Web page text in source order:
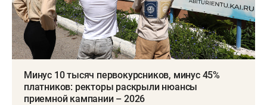
Минус 10 тысяч первокурсников, минус 45%
платников: ректоры раскрыли нюансы
приемной кампании – 2026